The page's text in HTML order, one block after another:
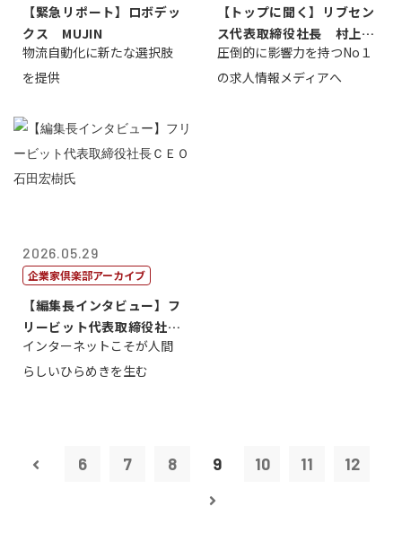
【緊急リポート】ロボデッ
クス MUJIN
物流自動化に新たな選択肢
を提供
【トップに聞く】リブセン
ス代表取締役社長 村上太
一 氏
圧倒的に影響力を持つNo１
の求人情報メディアへ
2026.05.29
企業家倶楽部アーカイブ
【編集長インタビュー】フ
リービット代表取締役社長
ＣＥＯ 石田...
インターネットこそが人間
らしいひらめきを生む
6 7 8 9 10 11 12